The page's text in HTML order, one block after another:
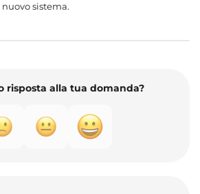
sistema.
risposta alla tua domanda?